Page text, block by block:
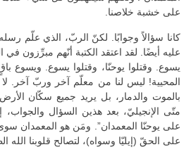
على خشبة خلاصنا.
كانا سؤالاً وجوابًا. لكنّ الربّ، الذي علّم
عليه أيضًا. لقد اعتقد الكتبة أنّهم مبرِّزون
يسوع. وقتلوا يوحنّا، وقتلوا يسوع. ويسوع
المحيية! ليس لنا من معلّم آخر وربّ آخر.
بالموت والدمار، بل يريد جميع سكّان
متّى الإنجيليّ، بعد هذين السؤال والجواب،
على يوحنّا المعمدان”. ومَن هو المعمدان
على الحقّ (إيليّا وسواه)، لتصالح قلوبنا